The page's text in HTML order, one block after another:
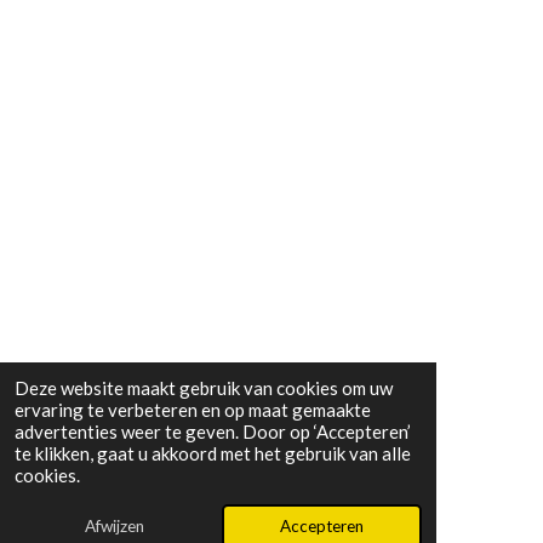
Deze website maakt gebruik van cookies om uw
ervaring te verbeteren en op maat gemaakte
advertenties weer te geven. Door op ‘Accepteren’
te klikken, gaat u akkoord met het gebruik van alle
cookies.
Afwijzen Accepteren